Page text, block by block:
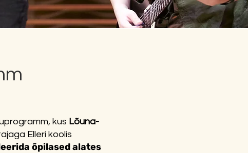
kus Lõuna-
Elleri koolis
õpilased alates